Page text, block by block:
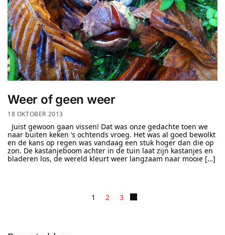
Weer of geen weer
18 OKTOBER 2013
Juist gewoon gaan vissen! Dat was onze gedachte toen we
naar buiten keken ‘s ochtends vroeg. Het was al goed bewolkt
en de kans op regen was vandaag een stuk hoger dan die op
zon. De kastanjeboom achter in de tuin laat zijn kastanjes en
bladeren los, de wereld kleurt weer langzaam naar mooie […]
1 2 3